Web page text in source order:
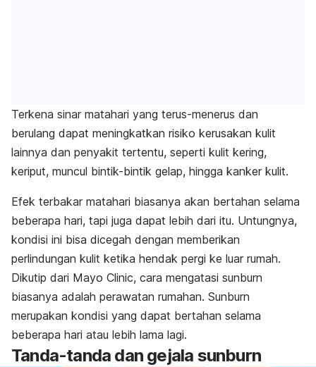
Terkena sinar matahari yang terus-menerus dan
berulang dapat meningkatkan risiko kerusakan kulit
lainnya dan penyakit tertentu, seperti kulit kering,
keriput, muncul bintik-bintik gelap, hingga kanker kulit.
Efek terbakar matahari biasanya akan bertahan selama
beberapa hari, tapi juga dapat lebih dari itu. Untungnya,
kondisi ini bisa dicegah dengan memberikan
perlindungan kulit ketika hendak pergi ke luar rumah.
Dikutip dari Mayo Clinic, cara mengatasi sunburn
biasanya adalah perawatan rumahan. Sunburn
merupakan kondisi yang dapat bertahan selama
beberapa hari atau lebih lama lagi.
Tanda-tanda dan gejala sunburn